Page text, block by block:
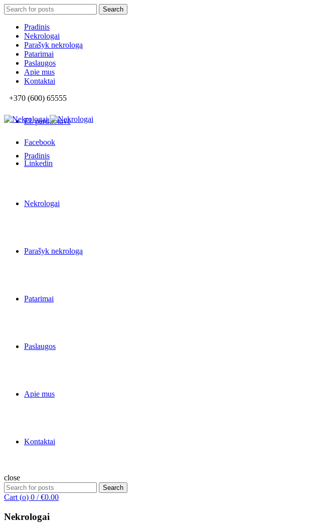
Search
for:
Search
Pradinis
Nekrologai
Parašyk nekrologą
Patarimai
Paslaugos
Apie mus
Kontaktai
+370 (600) 65555
El. parduotuvė
Facebook
Linkedin
Pradinis
Nekrologai
Parašyk nekrologą
Patarimai
Paslaugos
Apie mus
Kontaktai
close
Search
for:
Search
Cart (o) 0 / €0.00
Nekrologai